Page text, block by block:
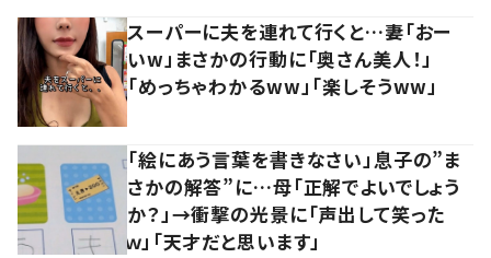
スーパーに夫を連れて行くと…妻「おー
いw」まさかの行動に「奥さん美人！」
「めっちゃわかるww」「楽しそうww」
「絵にあう言葉を書きなさい」息子の”ま
さかの解答”に…母「正解でよいでしょう
か？」→衝撃の光景に「声出して笑った
ｗ」「天才だと思います」